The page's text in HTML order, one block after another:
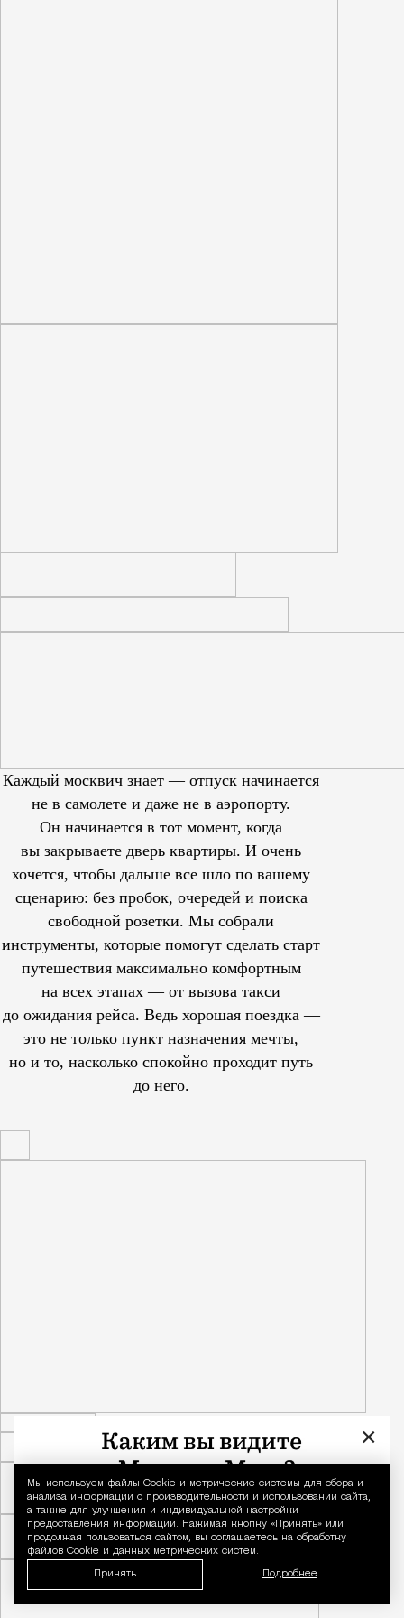
Уведомление
Мы используем файлы Сookie и метрические системы для сбора и
анализа информации о производительности и использовании сайта,
а также для улучшения и индивидуальной настройки
предоставления информации. Нажимая кнопку «Принять» или
продолжая пользоваться сайтом, вы соглашаетесь на обработку
файлов Cookie и данных метрических систем.
Принять Подробнее
Каждый москвич знает — отпуск начинается
не в самолете и даже не в аэропорту.
Он начинается в тот момент, когда
вы закрываете дверь квартиры. И очень
хочется, чтобы дальше все шло по вашему
сценарию: без пробок, очередей и поиска
свободной розетки. Мы собрали
инструменты, которые помогут сделать старт
путешествия максимально комфортным
на всех этапах — от вызова такси
до ожидания рейса. Ведь хорошая поездка —
это не только пункт назначения мечты,
но и то, насколько спокойно проходит путь
до него.
×